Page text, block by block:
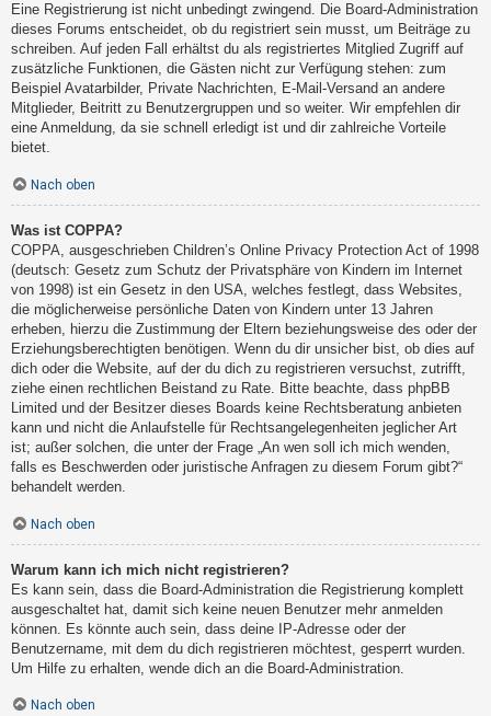
Eine Registrierung ist nicht unbedingt zwingend. Die Board-Administration
dieses Forums entscheidet, ob du registriert sein musst, um Beiträge zu
schreiben. Auf jeden Fall erhältst du als registriertes Mitglied Zugriff auf
zusätzliche Funktionen, die Gästen nicht zur Verfügung stehen: zum
Beispiel Avatarbilder, Private Nachrichten, E-Mail-Versand an andere
Mitglieder, Beitritt zu Benutzergruppen und so weiter. Wir empfehlen dir
eine Anmeldung, da sie schnell erledigt ist und dir zahlreiche Vorteile
bietet.
Nach oben
Was ist COPPA?
COPPA, ausgeschrieben Children’s Online Privacy Protection Act of 1998
(deutsch: Gesetz zum Schutz der Privatsphäre von Kindern im Internet
von 1998) ist ein Gesetz in den USA, welches festlegt, dass Websites,
die möglicherweise persönliche Daten von Kindern unter 13 Jahren
erheben, hierzu die Zustimmung der Eltern beziehungsweise des oder der
Erziehungsberechtigten benötigen. Wenn du dir unsicher bist, ob dies auf
dich oder die Website, auf der du dich zu registrieren versuchst, zutrifft,
ziehe einen rechtlichen Beistand zu Rate. Bitte beachte, dass phpBB
Limited und der Besitzer dieses Boards keine Rechtsberatung anbieten
kann und nicht die Anlaufstelle für Rechtsangelegenheiten jeglicher Art
ist; außer solchen, die unter der Frage „An wen soll ich mich wenden,
falls es Beschwerden oder juristische Anfragen zu diesem Forum gibt?“
behandelt werden.
Nach oben
Warum kann ich mich nicht registrieren?
Es kann sein, dass die Board-Administration die Registrierung komplett
ausgeschaltet hat, damit sich keine neuen Benutzer mehr anmelden
können. Es könnte auch sein, dass deine IP-Adresse oder der
Benutzername, mit dem du dich registrieren möchtest, gesperrt wurden.
Um Hilfe zu erhalten, wende dich an die Board-Administration.
Nach oben